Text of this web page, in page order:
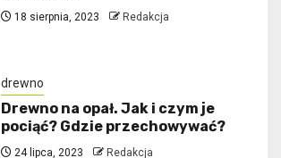
18 sierpnia, 2023 Redakcja
drewno
Drewno na opał. Jak i czym je
pociąć? Gdzie przechowywać?
24 lipca, 2023 Redakcja